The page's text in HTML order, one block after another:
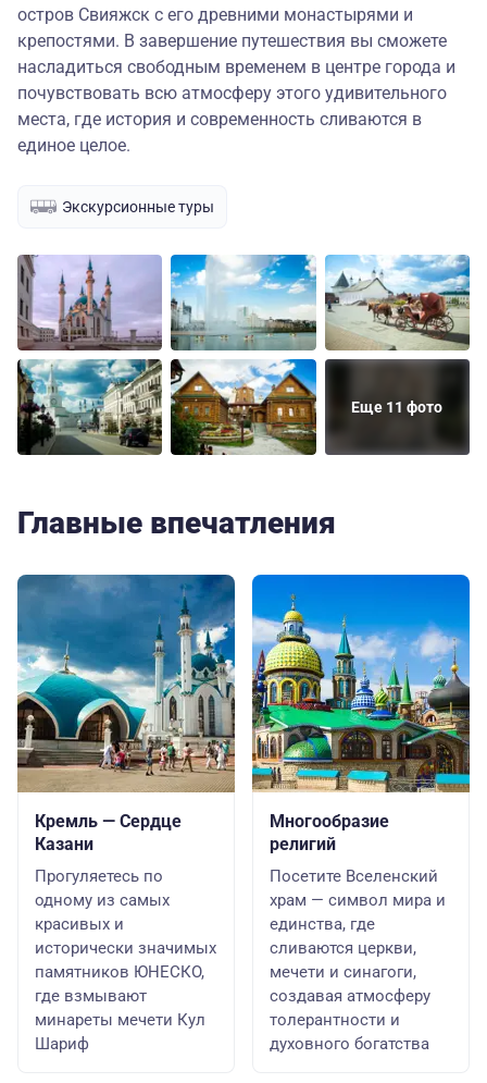
остров Свияжск с его древними монастырями и
крепостями. В завершение путешествия вы сможете
насладиться свободным временем в центре города и
почувствовать всю атмосферу этого удивительного
места, где история и современность сливаются в
единое целое.
Экскурсионные туры
Еще 11 фото
Главные впечатления
Кремль — Сердце
Казани
Прогуляетесь по
одному из самых
красивых и
исторически значимых
памятников ЮНЕСКО,
где взмывают
минареты мечети Кул
Шариф
Многообразие
религий
Посетите Вселенский
храм — символ мира и
единства, где
сливаются церкви,
мечети и синагоги,
создавая атмосферу
толерантности и
духовного богатства